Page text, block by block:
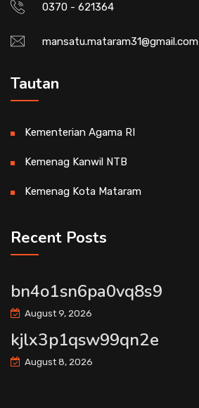
0370 - 621364
mansatu.mataram31@gmail.com
Tautan
Kementerian Agama RI
Kemenag Kanwil NTB
Kemenag Kota Mataram
Recent Posts
bn4o1sn6pa0vq8s9
August 9, 2026
kjlx3p1qsw99qn2e
August 8, 2026